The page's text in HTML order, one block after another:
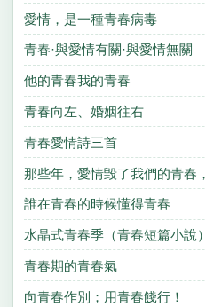
愛情，是一種青春病毒
青春·與愛情有關·與愛情無關
他的青春我的青春
青春向左、婚姻往右
青春愛情詩三首
那些年，愛情毀了我們的青春
誰在青春的時候懂得青春
水晶式青春季（青春短篇小說）
青春期的青春氣
向青春作別；用青春餞行！